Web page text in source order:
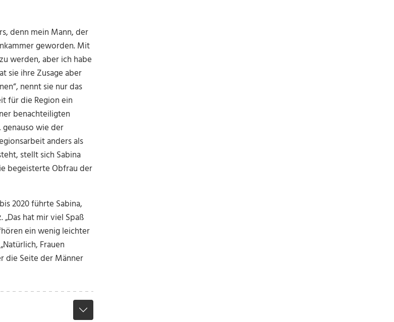
denn mein Mann, der
geworden. Mit
werden, aber ich habe
sie ihre Zusage aber
nennt sie nur das
für die Region ein
benachteiligten
wie der
anders als
stellt sich Sabina
begeisterte Obfrau der
2020 führte Sabina,
„Das hat mir viel Spaß
ein wenig leichter
Frauen
die Seite der Männer